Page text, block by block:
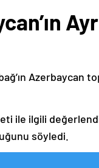
Azerbaycan
ile ilgili
söyledi.